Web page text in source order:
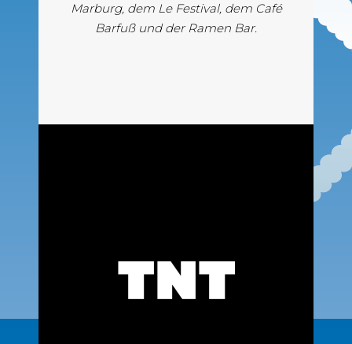
Marburg, dem Le Festival, dem Café
Barfuß und der Ramen Bar.